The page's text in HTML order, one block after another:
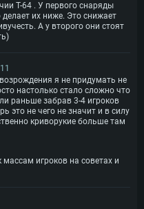
Т-64 . У первого снаряды
их ниже. Это снижает
А у второго они стоят
11
я не придумать не
настолько стало сложно что
раньше забрав 3-4 игроков
это не чего не значит и в силу
криворукие больше там
игроков на советах и